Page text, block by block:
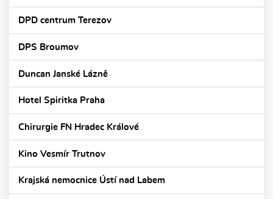
DPD centrum Terezov
DPS Broumov
Duncan Janské Lázně
Hotel Spiritka Praha
Chirurgie FN Hradec Králové
Kino Vesmír Trutnov
Krajská nemocnice Ústí nad Labem